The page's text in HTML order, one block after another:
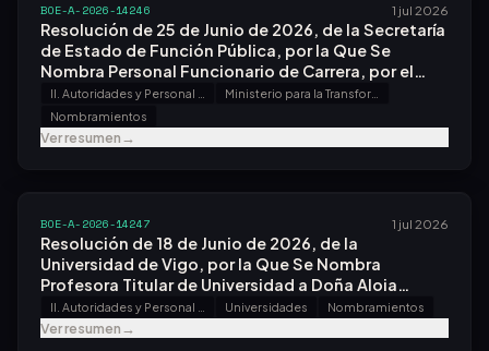
BOE-A-2026-14246 1 jul 2026
Resolución de 25 de Junio de 2026, de la Secretaría
de Estado de Función Pública, por la Que Se
Nombra Personal Funcionario de Carrera, por el
Sistema de Promoción Interna, del Cuerpo
Administrativo de la Administración de la
Seguridad Social.
Nombramientos
Ver resumen→
BOE-A-2026-14247 1 jul 2026
Resolución de 18 de Junio de 2026, de la
Universidad de Vigo, por la Que Se Nombra
Profesora Titular de Universidad a Doña Aloia
Romaní Pérez.
Universidades Nombramientos
Ver resumen→